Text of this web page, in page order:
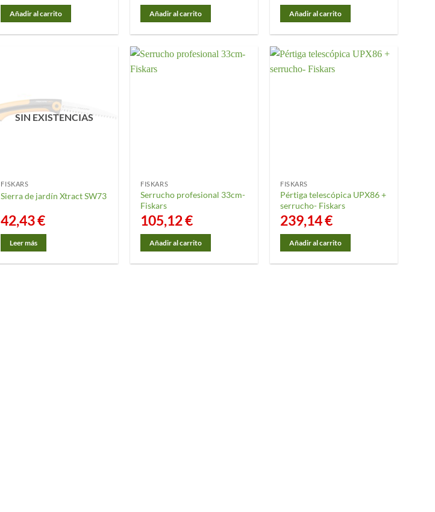
Añadir al carrito Añadir al carrito Añadir al carrito
SIN EXISTENCIAS
FISKARS
Sierra de jardín Xtract SW73
42,43€
Leer más
FISKARS
Serrucho profesional 33cm-
Fiskars
105,12€
Añadir al carrito
FISKARS
Pértiga telescópica UPX86 +
serrucho- Fiskars
239,14€
Añadir al carrito